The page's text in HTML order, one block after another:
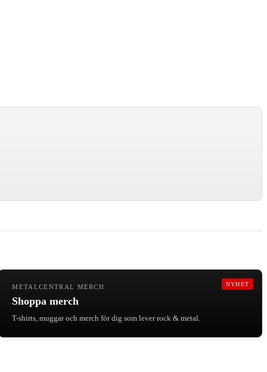
NYHET
METALCENTRAL MERCH
Shoppa merch
T-shirts, muggar och merch för dig som lever rock & metal.